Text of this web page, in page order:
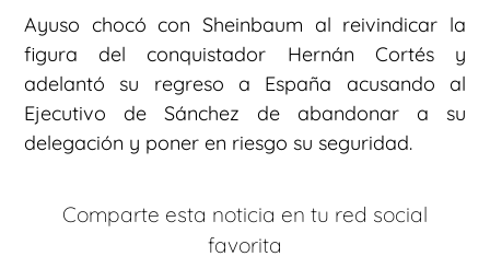
Ayuso chocó con Sheinbaum al reivindicar la
figura del conquistador Hernán Cortés y
adelantó su regreso a España acusando al
Ejecutivo de Sánchez de abandonar a su
delegación y poner en riesgo su seguridad.
Comparte esta noticia en tu red social
favorita